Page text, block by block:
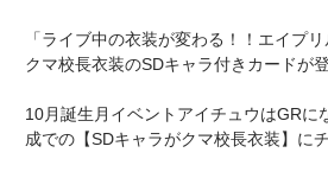
「ライブ中の衣装が変わる！！エイプ
クマ校長衣装のSDキャラ付きカードが登
10月誕生月イベントアイチュウはGRに
成での【SDキャラがクマ校長衣装】に